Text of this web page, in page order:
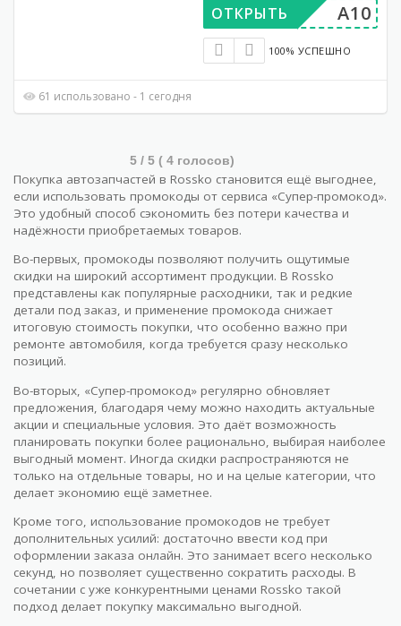
A10
ОТКРЫТЬ
100% УСПЕШНО
61 использовано - 1 сегодня
5 / 5 ( 4 голосов)
Покупка автозапчастей в Rossko становится ещё выгоднее,
если использовать промокоды от сервиса «Супер-промокод».
Это удобный способ сэкономить без потери качества и
надёжности приобретаемых товаров.
Во-первых, промокоды позволяют получить ощутимые
скидки на широкий ассортимент продукции. В Rossko
представлены как популярные расходники, так и редкие
детали под заказ, и применение промокода снижает
итоговую стоимость покупки, что особенно важно при
ремонте автомобиля, когда требуется сразу несколько
позиций.
Во-вторых, «Супер-промокод» регулярно обновляет
предложения, благодаря чему можно находить актуальные
акции и специальные условия. Это даёт возможность
планировать покупки более рационально, выбирая наиболее
выгодный момент. Иногда скидки распространяются не
только на отдельные товары, но и на целые категории, что
делает экономию ещё заметнее.
Кроме того, использование промокодов не требует
дополнительных усилий: достаточно ввести код при
оформлении заказа онлайн. Это занимает всего несколько
секунд, но позволяет существенно сократить расходы. В
сочетании с уже конкурентными ценами Rossko такой
подход делает покупку максимально выгодной.